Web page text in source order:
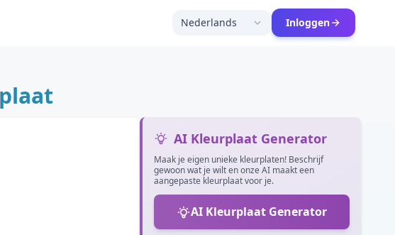
Nederlands Inloggen
AI Kleurplaat Generator
Maak je eigen unieke kleurplaten! Beschrijf
gewoon wat je wilt en onze AI maakt een
aangepaste kleurplaat voor je.
AI Kleurplaat Generator